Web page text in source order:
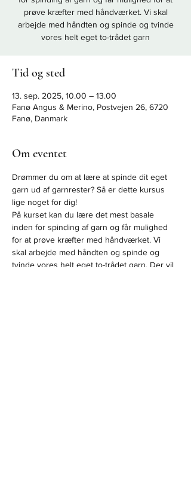
prøve kræfter med håndværket. Vi skal
arbejde med håndten og spinde og tvinde
vores helt eget to-trådet garn
Tid og sted
13. sep. 2025, 10.00 – 13.00
Fanø Angus & Merino, Postvejen 26, 6720
Fanø, Danmark
Om eventet
Drømmer du om at lære at spinde dit eget
garn ud af garnrester? Så er dette kursus
lige noget for dig!
På kurset kan du lære det mest basale
inden for spinding af garn og får mulighed
for at prøve kræfter med håndværket. Vi
skal arbejde med håndten og spinde og
tvinde vores helt eget to-trådet garn. Der vil